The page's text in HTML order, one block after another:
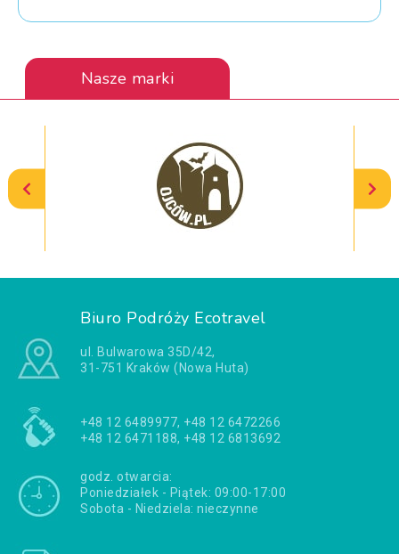
Nasze marki
Biuro Podróży Ecotravel
ul. Bulwarowa 35D/42,
31-751 Kraków (Nowa Huta)
+48 12 6489977, +48 12 6472266
+48 12 6471188, +48 12 6813692
godz. otwarcia:
Poniedziałek - Piątek: 09:00-17:00
Sobota - Niedziela: nieczynne